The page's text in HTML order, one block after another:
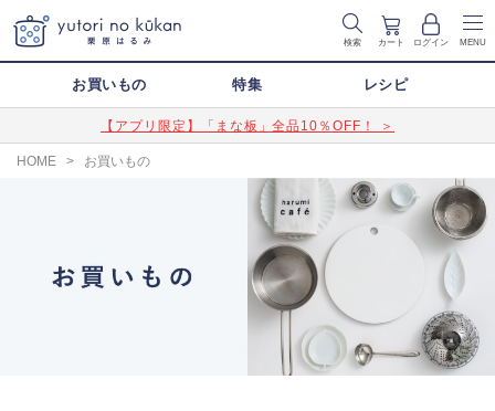
検索 カート ログイン MENU
お買いもの 特集 レシピ
【アプリ限定】「まな板」全品10％OFF！ ＞
HOME > お買いもの